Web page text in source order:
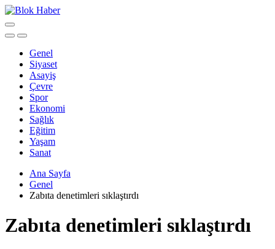
Genel
Siyaset
Asayiş
Çevre
Spor
Ekonomi
Sağlık
Eğitim
Yaşam
Sanat
Ana Sayfa
Genel
Zabıta denetimleri sıklaştırdı
Zabıta denetimleri sıklaştırdı